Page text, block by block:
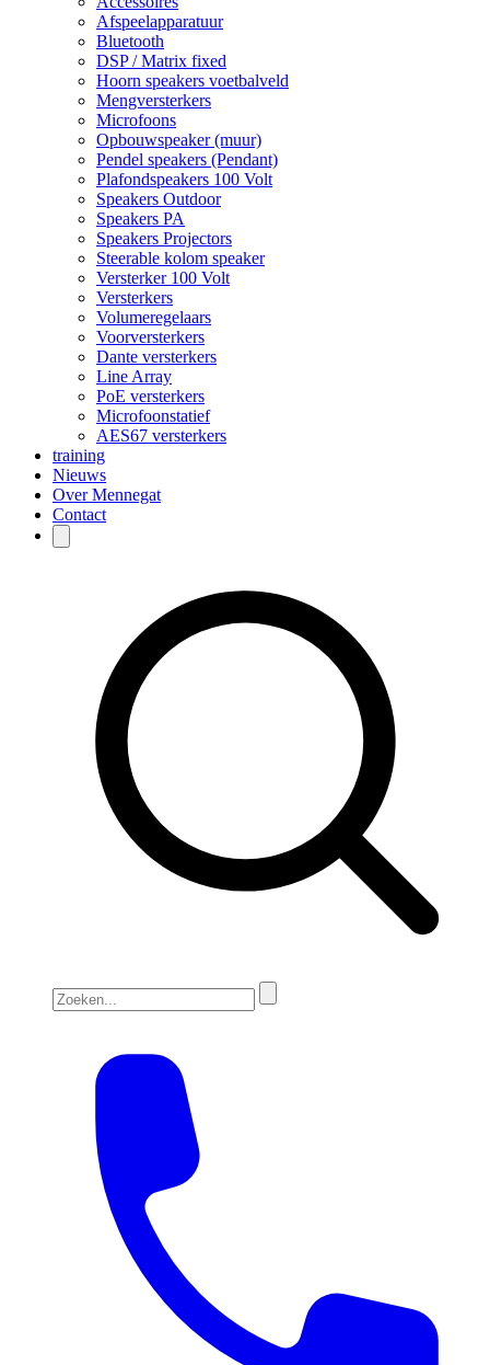
Afspeelapparatuur
Bluetooth
DSP / Matrix fixed
Hoorn speakers voetbalveld
Mengversterkers
Microfoons
Opbouwspeaker (muur)
Pendel speakers (Pendant)
Plafondspeakers 100 Volt
Speakers Outdoor
Speakers PA
Speakers Projectors
Steerable kolom speaker
Versterker 100 Volt
Versterkers
Volumeregelaars
Voorversterkers
Dante versterkers
Line Array
PoE versterkers
Microfoonstatief
AES67 versterkers
training
Nieuws
Over Mennegat
Contact